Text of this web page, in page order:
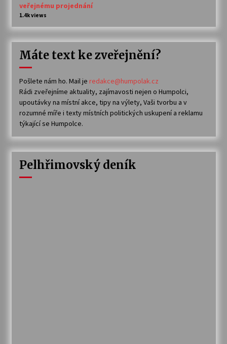
veřejnému projednání
1.4k views
Máte text ke zveřejnění?
Pošlete nám ho. Mail je redakce@humpolak.cz
Rádi zveřejníme aktuality, zajímavosti nejen o Humpolci,
upoutávky na místní akce, tipy na výlety, Vaši tvorbu a v
rozumné míře i texty místních politických uskupení a reklamu
týkající se Humpolce.
Pelhřimovský deník